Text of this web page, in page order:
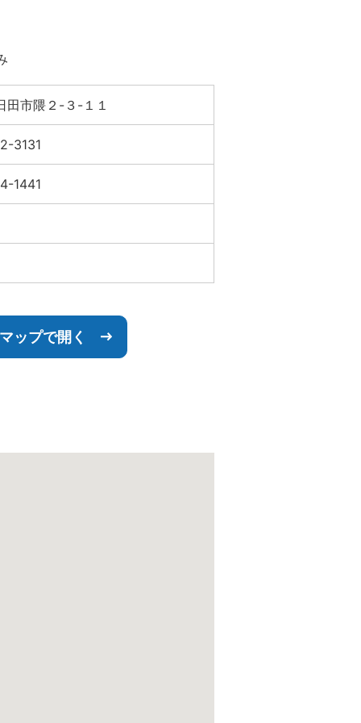
田市隈２-３-１１
3131
1441
ップで開く